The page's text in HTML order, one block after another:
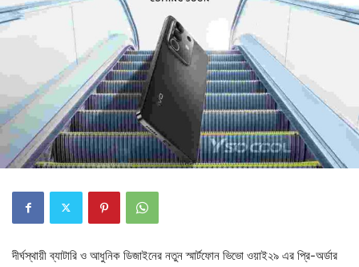
দীর্ঘস্থায়ী ব্যাটারি ও আধুনিক ডিজাইনের নতুন স্মার্টফোন ভিভো ওয়াই২৯ এর প্রি-অর্ডার